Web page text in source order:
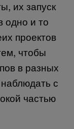
их запуск
одно и то
проектов
чтобы
в разных
с
частью